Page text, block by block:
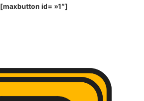
[maxbutton id= »1″]